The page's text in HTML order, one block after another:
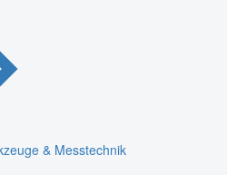
& Messtechnik